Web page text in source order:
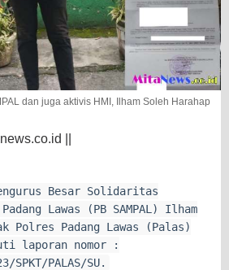
dan juga aktivis HMI, Ilham Soleh Harahap
||
Besar Solidaritas
Lawas (PB SAMPAL) Ilham
Polres Padang Lawas (Palas)
laporan nomor :
SPKT/PALAS/SU.